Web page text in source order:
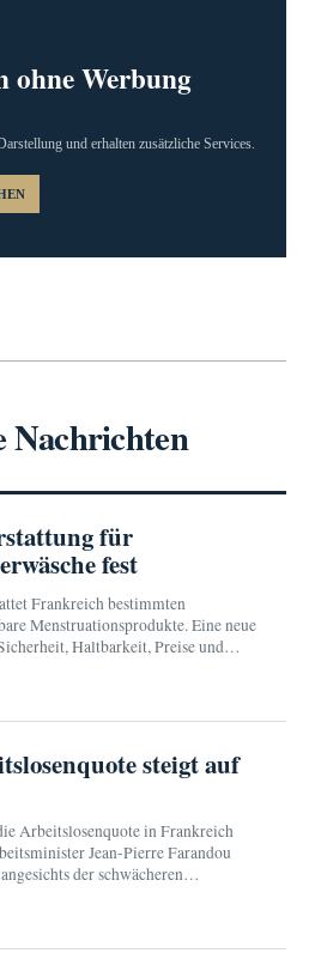
ohne Werbung
und erhalten zusätzliche Services.
Nachrichten
für
fest
Frankreich bestimmten
Menstruationsprodukte. Eine neue
Haltbarkeit, Preise und
steigt auf
Arbeitslosenquote in Frankreich
Jean-Pierre Farandou
der schwächeren